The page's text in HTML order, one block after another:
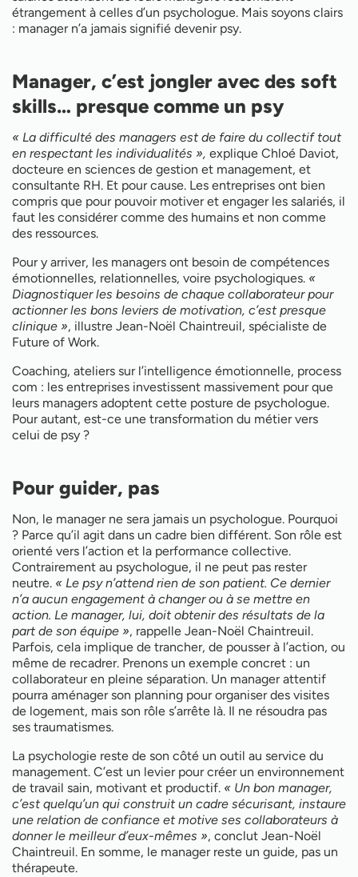
étrangement à celles d’un psychologue. Mais soyons clairs
: manager n’a jamais signifié devenir psy.
Manager, c’est jongler avec des soft
skills… presque comme un psy
« La difficulté des managers est de faire du collectif tout
en respectant les individualités », explique Chloé Daviot,
docteure en sciences de gestion et management, et
consultante RH. Et pour cause. Les entreprises ont bien
compris que pour pouvoir motiver et engager les salariés, il
faut les considérer comme des humains et non comme
des ressources.
Pour y arriver, les managers ont besoin de compétences
émotionnelles, relationnelles, voire psychologiques. «
Diagnostiquer les besoins de chaque collaborateur pour
actionner les bons leviers de motivation, c’est presque
clinique », illustre Jean-Noël Chaintreuil, spécialiste de
Future of Work.
Coaching, ateliers sur l’intelligence émotionnelle, process
com : les entreprises investissent massivement pour que
leurs managers adoptent cette posture de psychologue.
Pour autant, est-ce une transformation du métier vers
celui de psy ?
Pour guider, pas
Non, le manager ne sera jamais un psychologue. Pourquoi
? Parce qu’il agit dans un cadre bien différent. Son rôle est
orienté vers l’action et la performance collective.
Contrairement au psychologue, il ne peut pas rester
neutre. « Le psy n’attend rien de son patient. Ce dernier
n’a aucun engagement à changer ou à se mettre en
action. Le manager, lui, doit obtenir des résultats de la
part de son équipe », rappelle Jean-Noël Chaintreuil.
Parfois, cela implique de trancher, de pousser à l’action, ou
même de recadrer. Prenons un exemple concret : un
collaborateur en pleine séparation. Un manager attentif
pourra aménager son planning pour organiser des visites
de logement, mais son rôle s’arrête là. Il ne résoudra pas
ses traumatismes.
La psychologie reste de son côté un outil au service du
management. C’est un levier pour créer un environnement
de travail sain, motivant et productif. « Un bon manager,
c’est quelqu’un qui construit un cadre sécurisant, instaure
une relation de confiance et motive ses collaborateurs à
donner le meilleur d’eux-mêmes », conclut Jean-Noël
Chaintreuil. En somme, le manager reste un guide, pas un
thérapeute.